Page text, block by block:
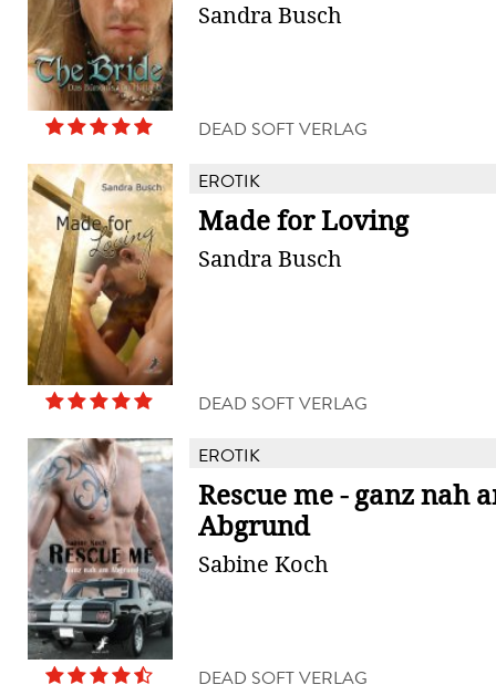
Sandra Busch
DEAD SOFT VERLAG
EROTIK
Made for Loving
Sandra Busch
DEAD SOFT VERLAG
EROTIK
Rescue me - ganz nah
Abgrund
Sabine Koch
DEAD SOFT VERLAG